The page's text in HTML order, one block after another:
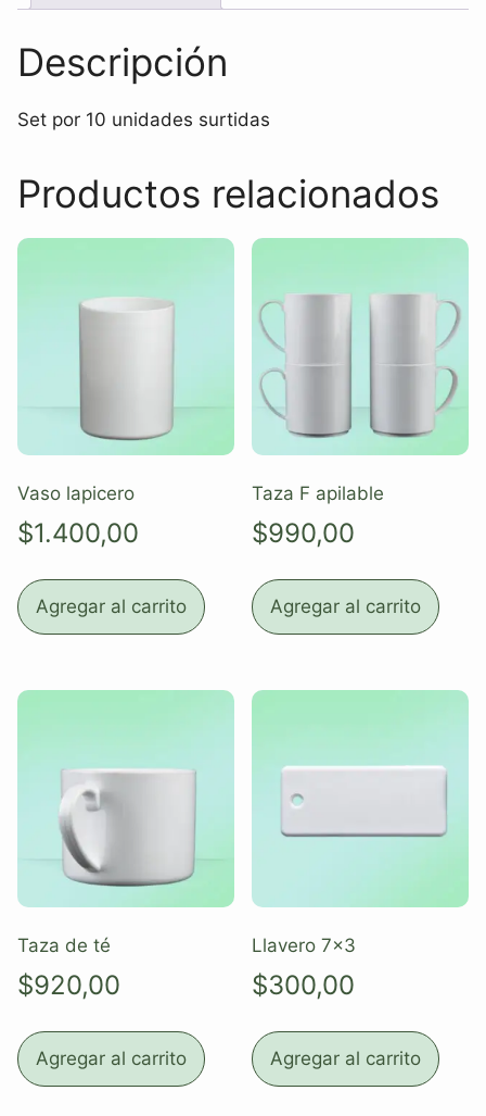
Descripción
Set por 10 unidades surtidas
Productos relacionados
Vaso lapicero
$1.400,00
Agregar al carrito
Taza F apilable
$990,00
Agregar al carrito
Taza de té
$920,00
Agregar al carrito
Llavero 7×3
$300,00
Agregar al carrito